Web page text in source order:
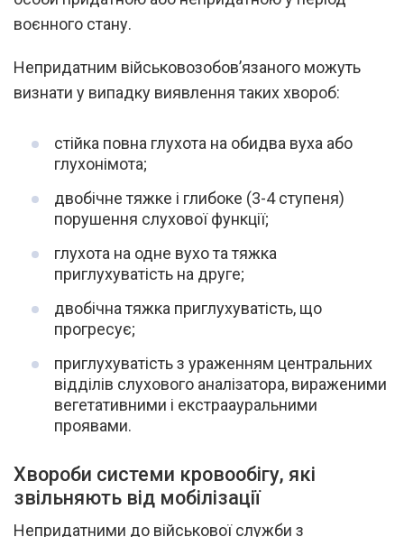
воєнного стану.
Непридатним військовозобов’язаного можуть
визнати у випадку виявлення таких хвороб:
стійка повна глухота на обидва вуха або
глухонімота;
двобічне тяжке і глибоке (3-4 ступеня)
порушення слухової функції;
глухота на одне вухо та тяжка
приглухуватість на друге;
двобічна тяжка приглухуватість, що
прогресує;
приглухуватість з ураженням центральних
відділів слухового аналізатора, вираженими
вегетативними і екстраауральними
проявами.
Хвороби системи кровообігу, які
звільняють від мобілізації
Непридатними до військової служби з